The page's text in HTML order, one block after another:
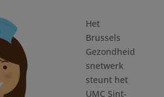
Het
Brussels
Gezondheid
snetwerk
steunt het
UMC Sint-